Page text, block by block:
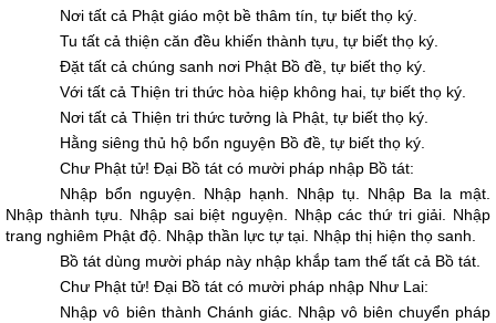
Nơi tất cả Phật giáo một bề thâm tín, tự biết thọ ký.
Tu tất cả thiện căn đều khiến thành tựu, tự biết thọ ký.
Ðặt tất cả chúng sanh nơi Phật Bồ đề, tự biết thọ ký.
Với tất cả Thiện tri thức hòa hiệp không hai, tự biết thọ ký.
Nơi tất cả Thiện tri thức tưởng là Phật, tự biết thọ ký.
Hằng siêng thủ hộ bổn nguyện Bồ đề, tự biết thọ ký.
Chư Phật tử! Ðại Bồ tát có mười pháp nhập Bồ tát:
Nhập bổn nguyện. Nhập hạnh. Nhập tụ. Nhập Ba la mật.
Nhập thành tựu. Nhập sai biệt nguyện. Nhập các thứ tri giải. Nhập
trang nghiêm Phật độ. Nhập thần lực tự tại. Nhập thị hiện thọ sanh.
Bồ tát dùng mười pháp này nhập khắp tam thế tất cả Bồ tát.
Chư Phật tử! Ðại Bồ tát có mười pháp nhập Như Lai:
Nhập vô biên thành Chánh giác. Nhập vô biên chuyển pháp